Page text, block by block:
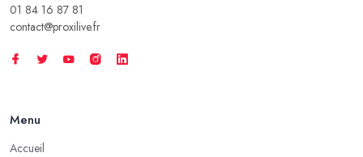
01 84 16 87 81
contact@proxilive.fr
Menu
Accueil